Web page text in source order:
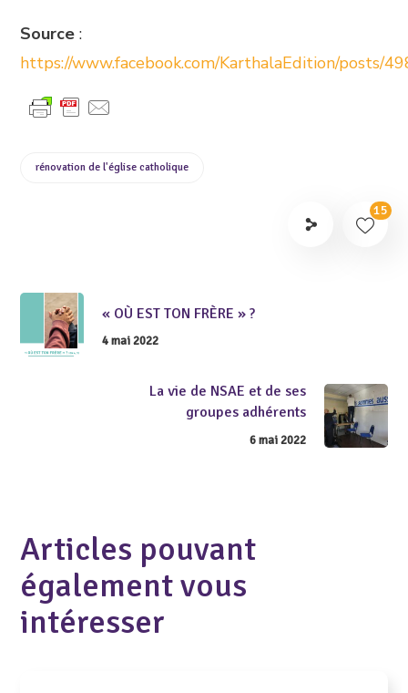
Source :
https://www.facebook.com/KarthalaEdition/posts/
rénovation de l'église catholique
15
« OÙ EST TON FRÈRE » ?
4 mai 2022
La vie de NSAE et de ses
groupes adhérents
6 mai 2022
Articles pouvant
également vous
intéresser